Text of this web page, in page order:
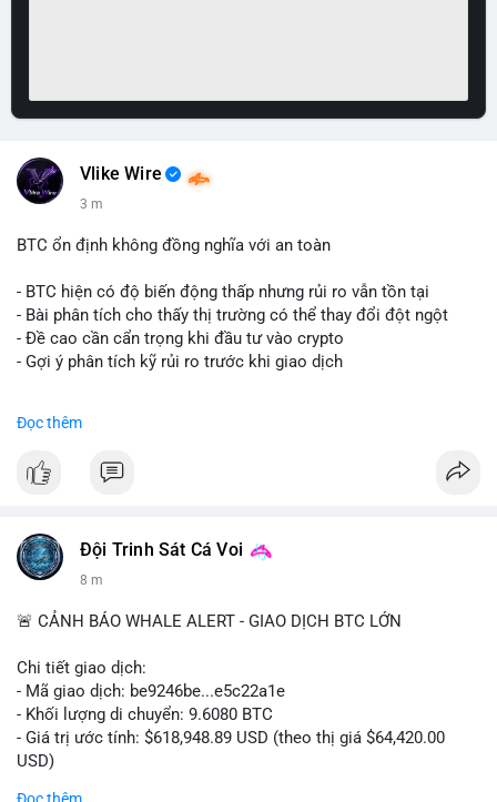
Vlike Wire
3 m
BTC ổn định không đồng nghĩa với an toàn
- BTC hiện có độ biến động thấp nhưng rủi ro vẫn tồn tại
- Bài phân tích cho thấy thị trường có thể thay đổi đột ngột
- Đề cao cần cẩn trọng khi đầu tư vào crypto
- Gợi ý phân tích kỹ rủi ro trước khi giao dịch
📰 Nguồn: CoinDesk
Đọc thêm
Đội Trinh Sát Cá Voi
8 m
🚨 CẢNH BÁO WHALE ALERT - GIAO DỊCH BTC LỚN
Chi tiết giao dịch:
- Mã giao dịch: be9246be...e5c22a1e
- Khối lượng di chuyển: 9.6080 BTC
- Giá trị ước tính: $618,948.89 USD (theo thị giá $64,420.00
USD)